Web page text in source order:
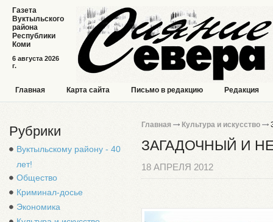
6 августа 2026
г.
Газета
Вуктыльского
района
Республики
Коми
Главная Карта сайта Письмо в редакцию Редакция
Рубрики
Вуктыльскому району - 40
лет!
Общество
Криминал-досье
Экономика
Главная Культура и искусство
ЗАГАДОЧНЫЙ И
18 АПРЕЛЯ 2012